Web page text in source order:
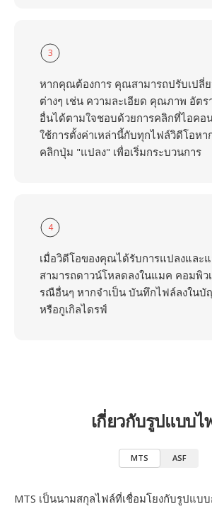
3
หากคุณต้องการ คุณสามารถปรับเปลี่
ต่างๆ เช่น ความละเอียด คุณภาพ อัต
อื่นได้ตามใจชอบด้วยการคลิกที่ไอคอน
ใช้การตั้งค่าเหล่านี้กับทุกไฟล์วิดีโอหา
คลิกปุ่ม "แปลง" เพื่อเริ่มกระบวนการ
4
เมื่อวิดีโอของคุณได้รับการแปลงและ
สามารถดาวน์โหลดลงในแมค คอมพิว
รณือื่นๆ หากจำเป็น บันทึกไฟล์ลงใน
หรือกูเกิลไดรฟ์
เกี่ยวกับรูปแบบไ
MTS ASF
MTS เป็นนามสกุลไฟล์ที่เชื่อมโยงกับรูปแบ